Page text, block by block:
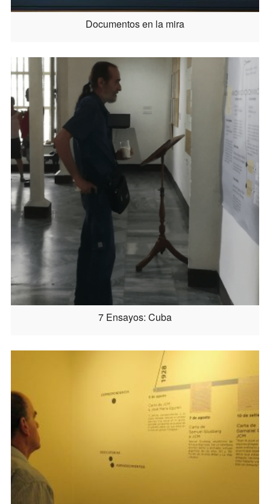
Documentos en la mira
7 Ensayos: Cuba